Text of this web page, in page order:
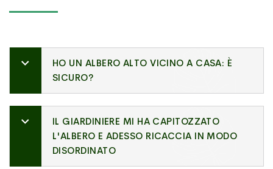
HO UN ALBERO ALTO VICINO A CASA: È
SICURO?
IL GIARDINIERE MI HA CAPITOZZATO
L'ALBERO E ADESSO RICACCIA IN MODO
DISORDINATO